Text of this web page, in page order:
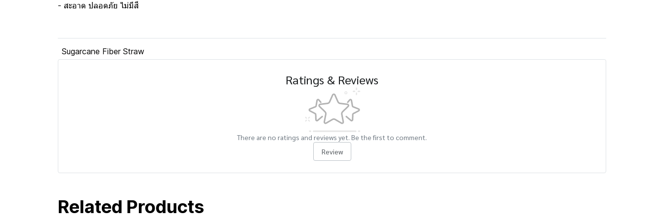
- สะอาด ปลอดภัย ไม่มีสี
Sugarcane Fiber Straw
Ratings & Reviews
There are no ratings and reviews yet. Be the first to comment.
Review
Related Products